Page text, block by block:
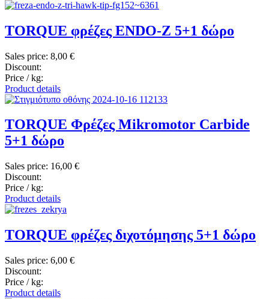
TORQUE φρέζες ENDO-Z 5+1 δώρο
Sales price: 8,00 €
Discount:
Price / kg:
Product details
TORQUE Φρέζες Mikromotor Carbide
5+1 δώρο
Sales price: 16,00 €
Discount:
Price / kg:
Product details
TORQUE φρέζες διχοτόμησης 5+1 δώρο
Sales price: 6,00 €
Discount:
Price / kg:
Product details